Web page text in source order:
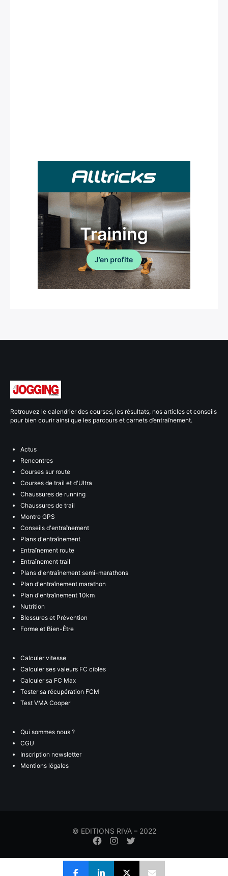
Retrouvez le calendrier des courses, les résultats, nos articles et conseils
pour bien courir ainsi que les parcours et carnets d’entraînement.
Actus
Rencontres
Courses sur route
Courses de trail et d'Ultra
Chaussures de running
Chaussures de trail
Montre GPS
Conseils d'entraînement
Plans d'entraînement
Entraînement route
Entraînement trail
Plans d'entraînement semi-marathons
Plan d'entraînement marathon
Plan d'entraînement 10km
Nutrition
Blessures et Prévention
Forme et Bien-Être
Calculer vitesse
Calculer ses valeurs FC cibles
Calculer sa FC Max
Tester sa récupération FCM
Test VMA Cooper
Qui sommes nous ?
CGU
Inscription newsletter
Mentions légales
© EDITIONS RIVA – 2022
Élément
menude
de